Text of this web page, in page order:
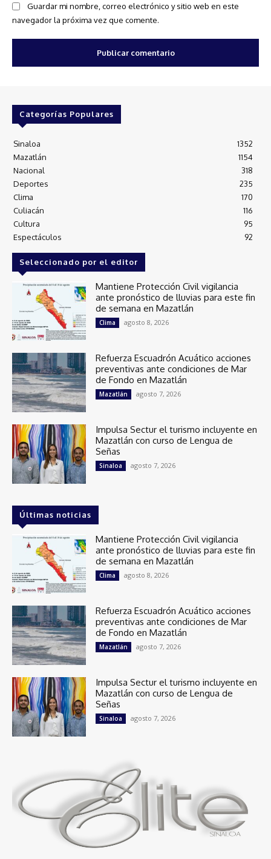
Guardar mi nombre, correo electrónico y sitio web en este
navegador la próxima vez que comente.
Categorías Populares
Sinaloa
1352
Mazatlán
1154
Nacional
318
Deportes
235
Clima
170
Culiacán
116
Cultura
95
Espectáculos
92
Seleccionado por el editor
Mantiene Protección Civil vigilancia
ante pronóstico de lluvias para este fin
de semana en Mazatlán
Clima agosto 8, 2026
Refuerza Escuadrón Acuático acciones
preventivas ante condiciones de Mar
de Fondo en Mazatlán
Mazatlán agosto 7, 2026
Impulsa Sectur el turismo incluyente en
Mazatlán con curso de Lengua de
Señas
Sinaloa agosto 7, 2026
Últimas noticias
Mantiene Protección Civil vigilancia
ante pronóstico de lluvias para este fin
de semana en Mazatlán
Clima agosto 8, 2026
Refuerza Escuadrón Acuático acciones
preventivas ante condiciones de Mar
de Fondo en Mazatlán
Mazatlán agosto 7, 2026
Impulsa Sectur el turismo incluyente en
Mazatlán con curso de Lengua de
Señas
Sinaloa agosto 7, 2026